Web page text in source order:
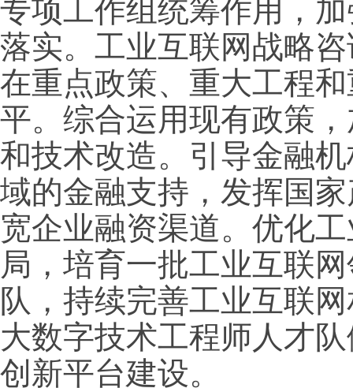
专项工作组统筹作用，
落实。工业互联网战略
在重点政策、重大工程
平。综合运用现有政策
和技术改造。引导金融
域的金融支持，发挥国
宽企业融资渠道。优化
局，培育一批工业互联
队，持续完善工业互联
大数字技术工程师人才
创新平台建设。